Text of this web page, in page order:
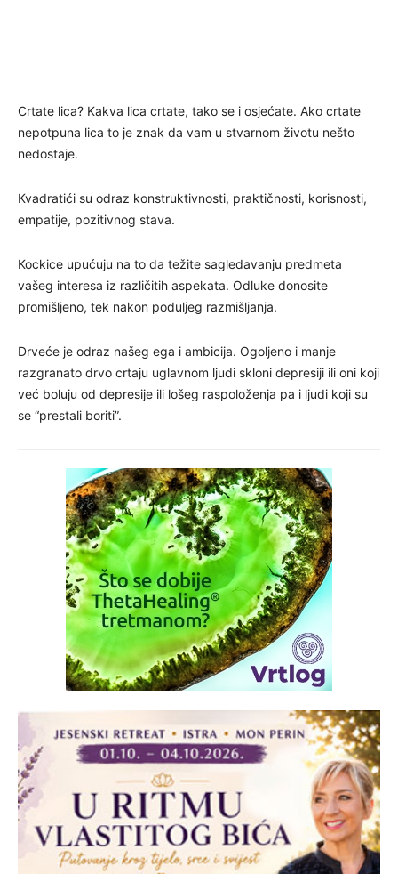
Crtate lica? Kakva lica crtate, tako se i osjećate. Ako crtate
nepotpuna lica to je znak da vam u stvarnom životu nešto
nedostaje.
Kvadratići su odraz konstruktivnosti, praktičnosti, korisnosti,
empatije, pozitivnog stava.
Kockice upućuju na to da težite sagledavanju predmeta
vašeg interesa iz različitih aspekata. Odluke donosite
promišljeno, tek nakon poduljeg razmišljanja.
Drveće je odraz našeg ega i ambicija. Ogoljeno i manje
razgranato drvo crtaju uglavnom ljudi skloni depresiji ili oni koji
već boluju od depresije ili lošeg raspoloženja pa i ljudi koji su
se “prestali boriti”.